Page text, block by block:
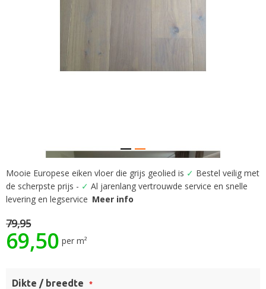
Ga
naar
het
van
de
afbeeldingen-
Mooie Europese eiken vloer die grijs geolied is ✓ Bestel veilig met
de scherpste prijs - ✓ Al jarenlang vertrouwde service en snelle
levering en legservice Meer info
79,95
69,50 per m²
Dikte / breedte